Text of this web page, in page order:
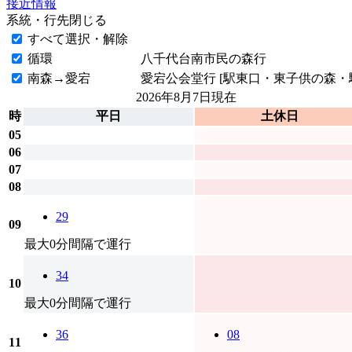
接近情報
系統・行先閉じる
すべて選択・解除
循環
八千代台南市民の森行
南森→愛宕
愛宕公会堂行 [駅東口・東子供の森
2026年8月7日 現在
時
平日
土休日
05
06
07
08
09
29
最大0分間隔で運行
10
34
最大0分間隔で運行
11
36 08